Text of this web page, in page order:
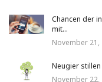
Chancen der
mit…
November 21,
Neugier stillen
November 22,